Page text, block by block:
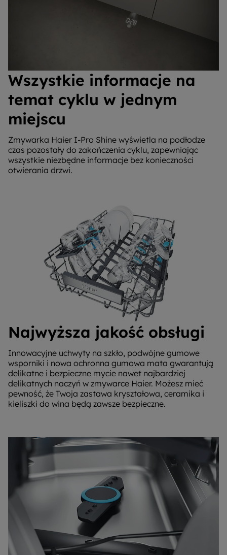
Wszystkie informacje na
temat cyklu w jednym
miejscu
Zmywarka Haier I-Pro Shine wyświetla na podłodze
czas pozostały do zakończenia cyklu, zapewniając
wszystkie niezbędne informacje bez konieczności
otwierania drzwi.
Najwyższa jakość obsługi
Innowacyjne uchwyty na szkło, podwójne gumowe
wsporniki i nowa ochronna gumowa mata gwarantują
delikatne i bezpieczne mycie nawet najbardziej
delikatnych naczyń w zmywarce Haier. Możesz mieć
pewność, że Twoja zastawa kryształowa, ceramika i
kieliszki do wina będą zawsze bezpieczne.